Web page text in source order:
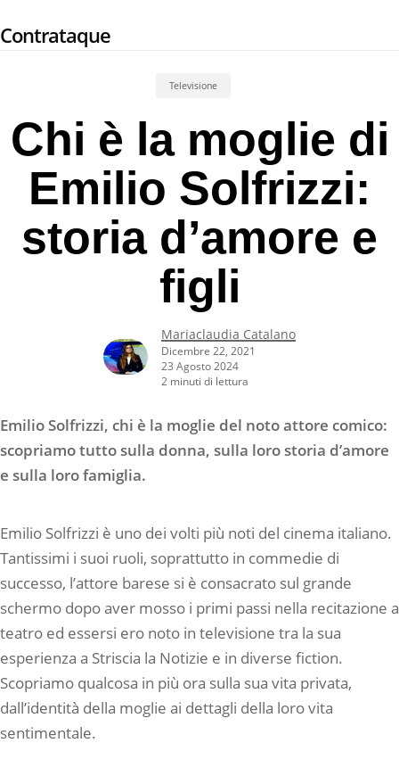
to
Contrataque
Televisione
Chi è la moglie di
Emilio Solfrizzi:
storia d’amore e
figli
Mariaclaudia Catalano
Dicembre 22, 2021
23 Agosto 2024
2 minuti di lettura
Emilio Solfrizzi, chi è la moglie del noto attore comico:
scopriamo tutto sulla donna, sulla loro storia d’amore
e sulla loro famiglia.
Emilio Solfrizzi è uno dei volti più noti del cinema italiano.
Tantissimi i suoi ruoli, soprattutto in commedie di
successo, l’attore barese si è consacrato sul grande
schermo dopo aver mosso i primi passi nella recitazione a
teatro ed essersi ero noto in televisione tra la sua
esperienza a Striscia la Notizie e in diverse fiction.
Scopriamo qualcosa in più ora sulla sua vita privata,
dall’identità della moglie ai dettagli della loro vita
sentimentale.